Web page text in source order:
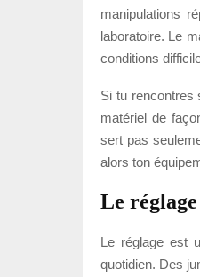
manipulations
laboratoire. Le
conditions
Si tu rencontres
matériel de
sert pas
alors ton
Le
Le réglage est
quotidien. Des